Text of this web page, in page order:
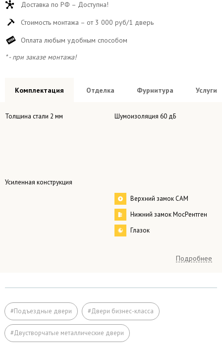
Доставка по РФ – Доступна!
Стоимость монтажа – от 3 000 руб/1 дверь
Оплата любым удобным способом
* - при заказе монтажа!
Комплектация Отделка Фурнитура Услуги
Толщина стали 2 мм Шумоизоляция 60 дБ
Усиленная конструкция
Верхний замок САМ
Нижний замок МосРентген
Глазок
Коробка профильная труба 50×25 мм
Лист стали 2 мм
Подробнее
#Подъездные двери #Двери бизнес-класса
#Двустворчатые металлические двери